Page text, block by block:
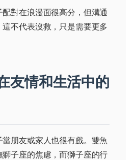
對在浪漫面很高分，但溝通
不代表沒救，只是需要更多
友情和生活中的
朋友或家人也很有戲。雙魚
獅子座的焦慮，而獅子座的行